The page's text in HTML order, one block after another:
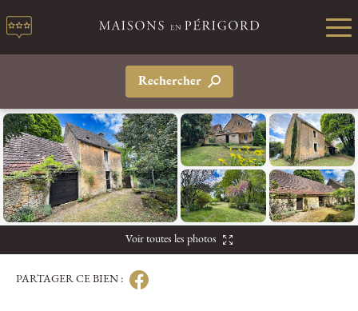
Rechercher
Voir toutes les photos
PARTAGER CE BIEN :